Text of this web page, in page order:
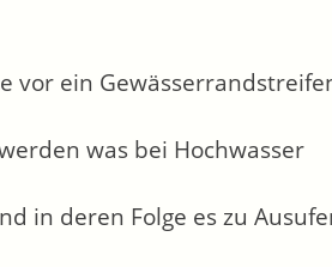
vor ein
was bei Hochwasser
in deren Folge es zu